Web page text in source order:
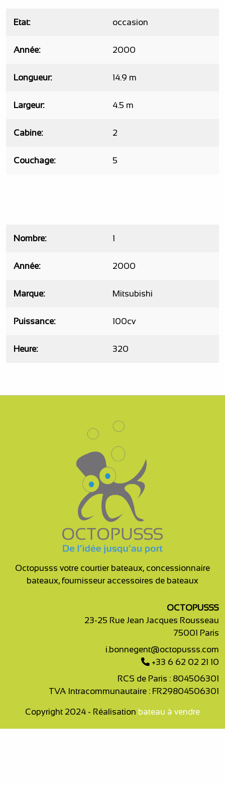
Etat occasion
Année 2000
Longueur 14.9 m
Largeur 4.5 m
Cabine 2
Couchage 5
Nombre 1
Année 2000
Marque Mitsubishi
Puissance 100cv
Heure 320
Octopusss votre courtier bateaux, concessionnaire
bateaux, fournisseur accessoires de bateaux
OCTOPUSSS
23-25 Rue Jean Jacques Rousseau
75001 Paris
i.bonnegent@octopusss.com
+33 6 62 02 21 10
RCS de Paris : 804506301
TVA Intracommunautaire : FR29804506301
Copyright 2024 - Réalisation bateau à vendre